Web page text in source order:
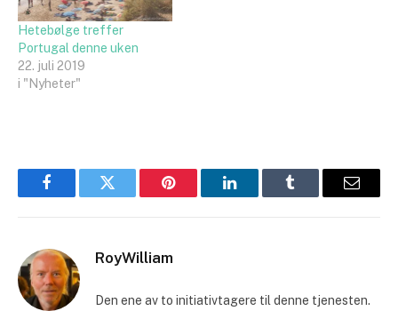
Hetebølge treffer
Portugal denne uken
22. juli 2019
i "Nyheter"
FacebookTwitter Pinterest LinkedInTumblr Email
RoyWilliam
Den ene av to initiativtagere til denne tjenesten.